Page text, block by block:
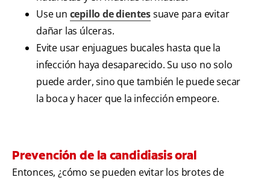
Use un cepillo de dientessuave para evitar
dañar las úlceras.
Evite usar enjuagues bucales hasta que la
infección haya desaparecido. Su uso no solo
puede arder, sino que también le puede secar
la boca y hacer que la infección empeore.
Prevención de la candidiasis oral
Entonces, ¿cómo se pueden evitar los brotes de